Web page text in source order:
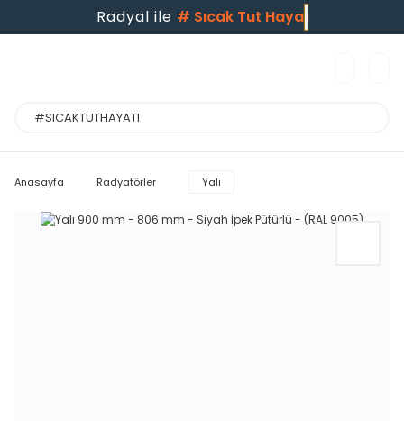
Radyal ile #Sıcak Tut H
Anasayfa Radyatörler Yalı